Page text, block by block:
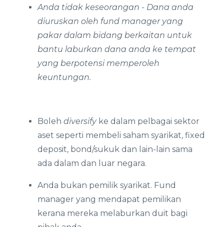
Anda tidak keseorangan - Dana anda
diuruskan oleh fund manager yang
pakar dalam bidang berkaitan untuk
bantu laburkan dana anda ke tempat
yang berpotensi memperoleh
keuntungan.
Boleh diversify ke dalam pelbagai sektor
aset seperti membeli saham syarikat, fixed
deposit, bond/sukuk dan lain-lain sama
ada dalam dan luar negara.
Anda bukan pemilik syarikat. Fund
manager yang mendapat pemilikan
kerana mereka melaburkan duit bagi